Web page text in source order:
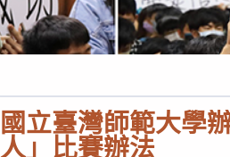
國立臺灣師範大學
人」比賽辦法